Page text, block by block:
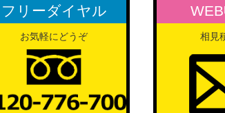
フリーダイヤル
お気軽にどうぞ 相見